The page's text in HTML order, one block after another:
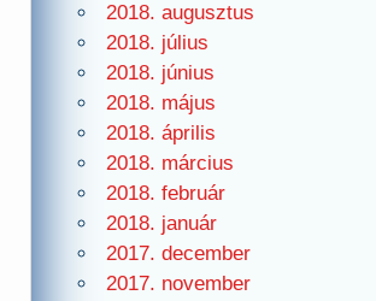
2018. augusztus
2018. július
2018. június
2018. május
2018. április
2018. március
2018. február
2018. január
2017. december
2017. november